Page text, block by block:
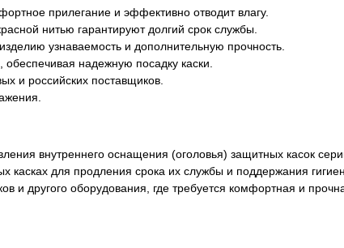
прилегание и эффективно отводит влагу.
нитью гарантируют долгий срок службы.
узнаваемость и дополнительную прочность.
надежную посадку каски.
и российских поставщиков.
внутреннего оснащения (оголовья) защитных касок
для продления срока их службы и поддержания
и другого оборудования, где требуется комфортная и